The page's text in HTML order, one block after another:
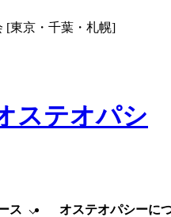
[東京・千葉・札幌]
ス オステオパシーに